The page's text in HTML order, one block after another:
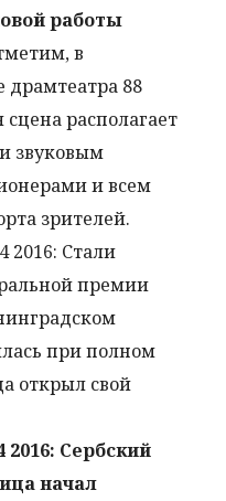
работы
в
драмтеатра 88
располагает
звуковым
и всем
зрителей.
2016: Сербский
начал